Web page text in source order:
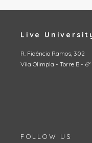
Live
R. Fidêncio Ramos, 302
Vila Olimpia - Torre B -
FOLLOW US